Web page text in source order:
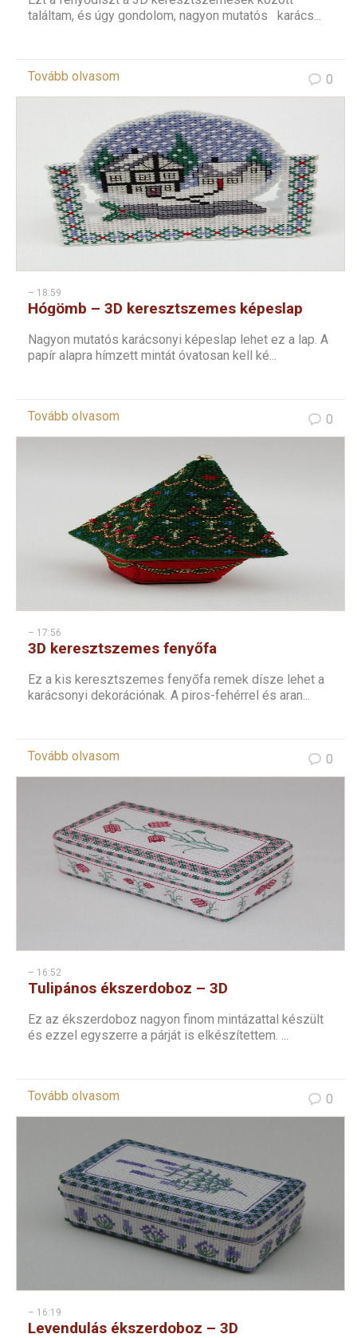
találtam, és úgy gondolom, nagyon mutatós karács...
Tovább olvasom 0
– 18:59
Hógömb – 3D keresztszemes képeslap
Nagyon mutatós karácsonyi képeslap lehet ez a lap. A
papír alapra hímzett mintát óvatosan kell ké...
Tovább olvasom 0
– 17:56
3D keresztszemes fenyőfa
Ez a kis keresztszemes fenyőfa remek dísze lehet a
karácsonyi dekorációnak. A piros-fehérrel és aran...
Tovább olvasom 0
– 16:52
Tulipános ékszerdoboz – 3D
Ez az ékszerdoboz nagyon finom mintázattal készült
és ezzel egyszerre a párját is elkészítettem. ...
Tovább olvasom 0
– 16:19
Levendulás ékszerdoboz – 3D